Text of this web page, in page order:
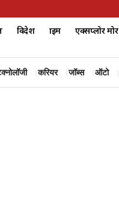
विदेश क्राइम एक्सप्लोर मोर
करियर जॉब्स ऑटो